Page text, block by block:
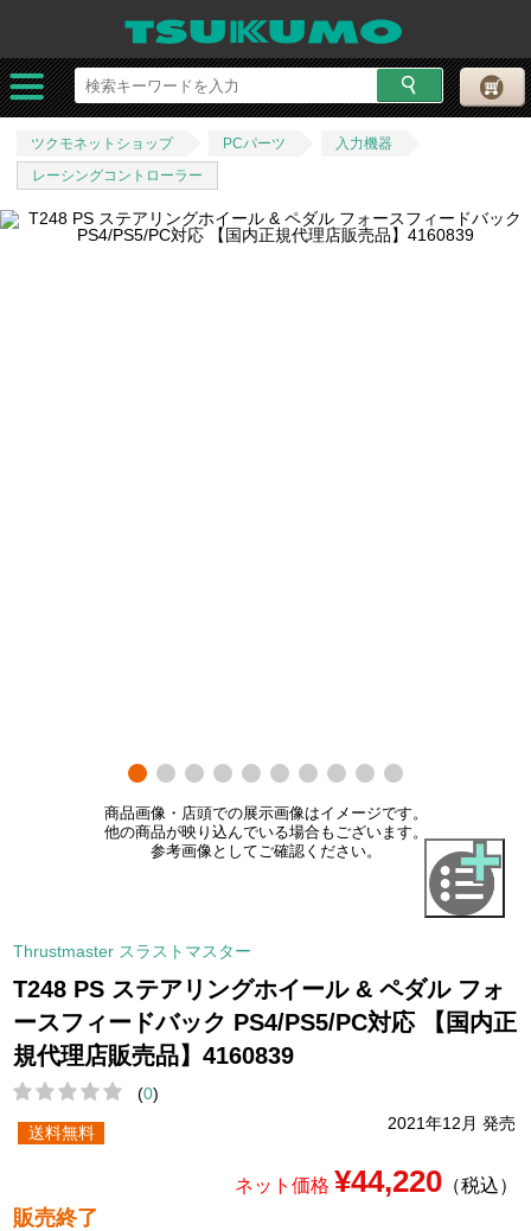
ツクモネットショップ PCパーツ
入力機器
レーシングコントローラー
商品画像・店頭での展示画像はイメージです。
他の商品が映り込んでいる場合もございます。
参考画像としてご確認ください。
Thrustmaster スラストマスター
T248 PS ステアリングホイール & ペダル フォ
ースフィードバック PS4/PS5/PC対応 【国内正
規代理店販売品】4160839
(0)
2021年12月 発売
送料無料
ネット価格 ¥44,220（税込）
販売終了